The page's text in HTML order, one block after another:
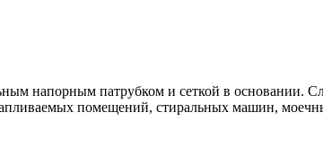
напорным патрубком и сеткой в основании.
помещений, стиральных машин,